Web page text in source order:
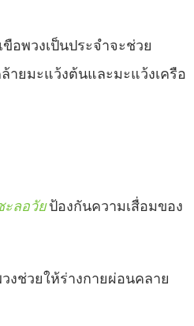
อพวงเป็นประจำจะช่วย
ายมะแว้งต้นและมะแว้งเครือ
ะลอวัยป้องกันความเสื่อมของ
วงช่วยให้ร่างกายผ่อนคลาย